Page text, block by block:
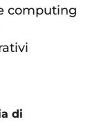
computing
di